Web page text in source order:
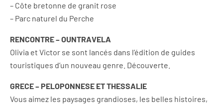
– Côte bretonne de granit rose
– Parc naturel du Perche
RENCONTRE – OUNTRAVELA
Olivia et Victor se sont lancés dans l’édition de guides
touristiques d’un nouveau genre. Découverte.
GRECE – PELOPONNESE ET THESSALIE
Vous aimez les paysages grandioses, les belles histoires,